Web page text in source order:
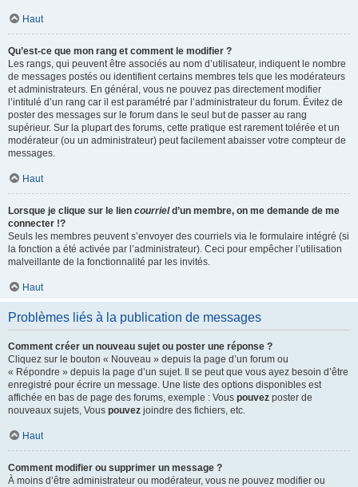
Haut
Qu’est-ce que mon rang et comment le modifier ?
Les rangs, qui peuvent être associés au nom d’utilisateur, indiquent le nombre
de messages postés ou identifient certains membres tels que les modérateurs
et administrateurs. En général, vous ne pouvez pas directement modifier
l’intitulé d’un rang car il est paramétré par l’administrateur du forum. Évitez de
poster des messages sur le forum dans le seul but de passer au rang
supérieur. Sur la plupart des forums, cette pratique est rarement tolérée et un
modérateur (ou un administrateur) peut facilement abaisser votre compteur de
messages.
Haut
Lorsque je clique sur le lien courrield’un membre, on me demande de me
connecter !?
Seuls les membres peuvent s’envoyer des courriels via le formulaire intégré (si
la fonction a été activée par l’administrateur). Ceci pour empêcher l’utilisation
malveillante de la fonctionnalité par les invités.
Haut
Problèmes liés à la publication de messages
Comment créer un nouveau sujet ou poster une réponse ?
Cliquez sur le bouton « Nouveau » depuis la page d’un forum ou
« Répondre » depuis la page d’un sujet. Il se peut que vous ayez besoin d’être
enregistré pour écrire un message. Une liste des options disponibles est
affichée en bas de page des forums, exemple : Vous pouvez poster de
nouveaux sujets, Vous pouvez joindre des fichiers, etc.
Haut
Comment modifier ou supprimer un message ?
À moins d’être administrateur ou modérateur, vous ne pouvez modifier ou